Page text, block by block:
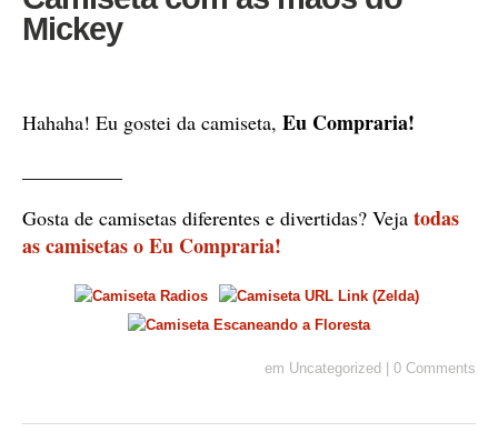
Mickey
Hahaha! Eu gostei da camiseta, Eu Compraria!
Gosta de camisetas diferentes e divertidas? Veja todas
as camisetas o Eu Compraria!
em Uncategorized 0 Comments